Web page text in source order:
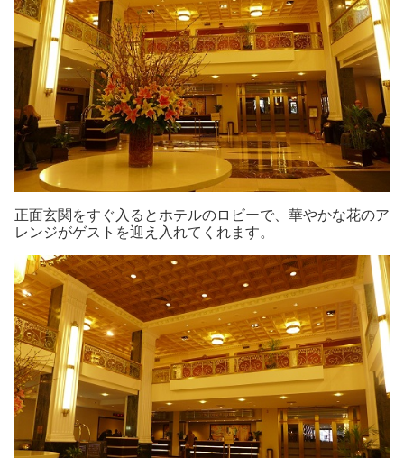
正面玄関をすぐ入るとホテルのロビーで、華やかな花のア
レンジがゲストを迎え入れてくれます。